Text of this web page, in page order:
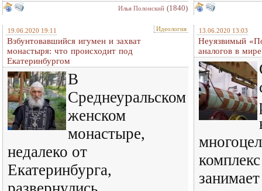
Илья Полонский (1840)
19.06.2020 19:11 Идеология
Взбунтовавшийся игумен и захват
монастыря: что происходит под
Екатеринбургом
В
Среднеуральском
женском
монастыре,
недалеко от
Екатеринбурга,
13.06.2020 13:03
Неуязвимый
аналогов в мире